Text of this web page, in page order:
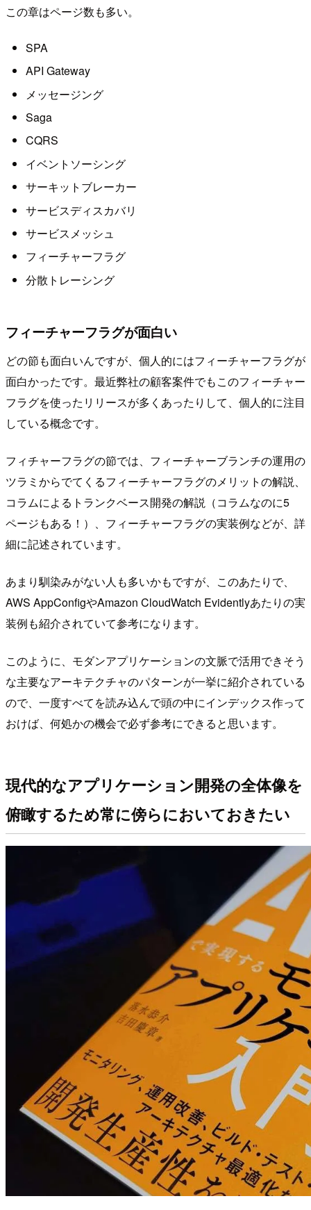
この章はページ数も多い。
SPA
API Gateway
メッセージング
Saga
CQRS
イベントソーシング
サーキットブレーカー
サービスディスカバリ
サービスメッシュ
フィーチャーフラグ
分散トレーシング
フィーチャーフラグが面白い
どの節も面白いんですが、個人的にはフィーチャーフラグが
面白かったです。最近弊社の顧客案件でもこのフィーチャー
フラグを使ったリリースが多くあったりして、個人的に注目
している概念です。
フィチャーフラグの節では、フィーチャーブランチの運用の
ツラミからでてくるフィーチャーフラグのメリットの解説、
コラムによるトランクベース開発の解説（コラムなのに5
ページもある！）、フィーチャーフラグの実装例などが、詳
細に記述されています。
あまり馴染みがない人も多いかもですが、このあたりで、
AWS AppConfigやAmazon CloudWatch Evidentlyあたりの実
装例も紹介されていて参考になります。
このように、モダンアプリケーションの文脈で活用できそう
な主要なアーキテクチャのパターンが一挙に紹介されている
ので、一度すべてを読み込んで頭の中にインデックス作って
おけば、何処かの機会で必ず参考にできると思います。
現代的なアプリケーション開発の全体像を
俯瞰するため常に傍らにおいておきたい